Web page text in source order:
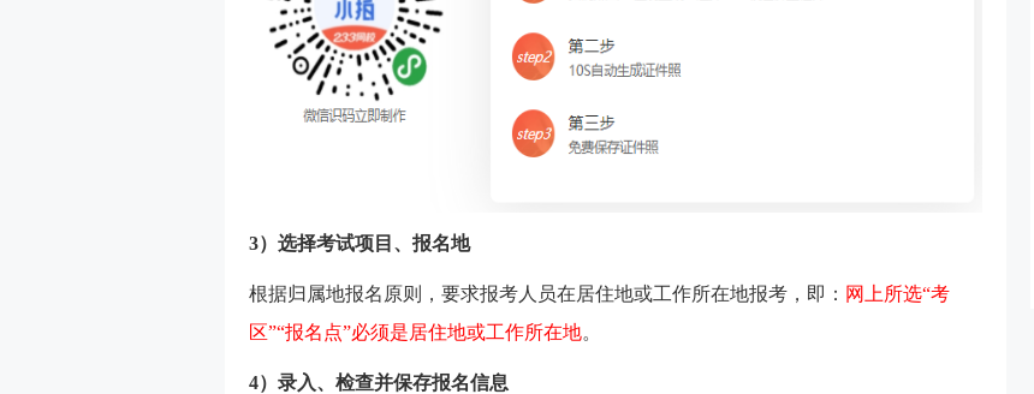
3）选择考试项目、报名地
根据归属地报名原则，要求报考人员在居住地或工作所在地报考，即： 网上所选“考
区”“报名点”必须是居住地或工作所在地。
4）录入、检查并保存报名信息